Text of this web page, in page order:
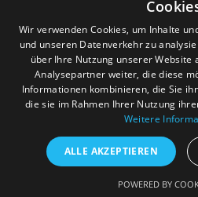
Jazzvinyl.ch ist am Sonntag 06.
Schallplattenbörse im Volkshaus in
Wir haben auch einiges aus der
viel Dolphy, Art Farmer usw.
Feedback
www.grashalm-it.ch |
Wir verwenden Cookies, um Inhalte
und unseren Datenverkehr zu
über Ihre Nutzung unserer Website
Analysepartner weiter, die diese
Informationen kombinieren, die Sie
die sie im Rahmen Ihrer Nutzung
Weitere
ALLE AKZEPTIEREN
POWERED BY